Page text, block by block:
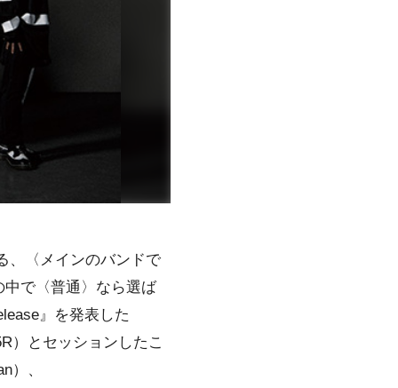
、〈メインのバンドで
で〈普通〉なら選ば
』を発表した
）とセッションしたこ
）、